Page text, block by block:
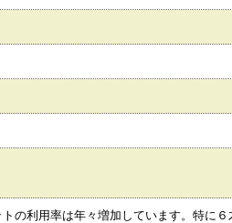
の利用率は年々増加しています。特に